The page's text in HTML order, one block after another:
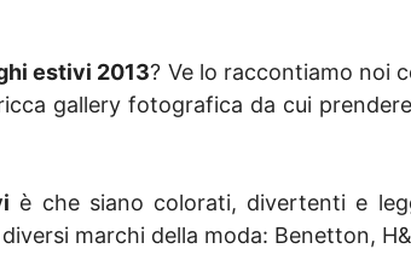
estivi 2013? Ve lo raccontiamo noi
gallery fotografica da cui
è che siano colorati, divertenti e
marchi della moda: Benetton,